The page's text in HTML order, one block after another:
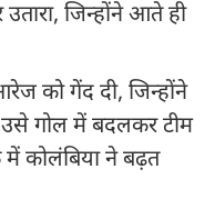
जिन्होंने आते ही
को गेंद दी, जिन्होंने
उसे गोल में बदलकर टीम
कोलंबिया ने बढ़त